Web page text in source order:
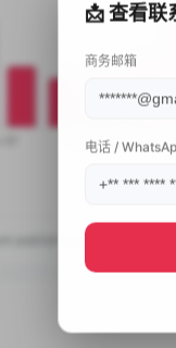
📩 查看联
商务邮箱
电话 /